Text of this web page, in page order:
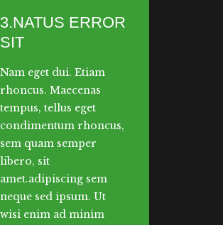
3.NATUS ERROR
SIT
Nam eget dui. Etiam
rhoncus. Maecenas
tempus, tellus eget
condimentum rhoncus,
sem quam semper
libero, sit
amet.adipiscing sem
neque sed ipsum. Ut
wisi enim ad minim